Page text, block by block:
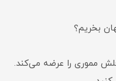
بخریم؟
مموری را عرضه می‌کند.